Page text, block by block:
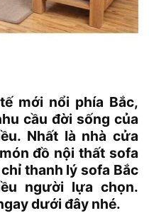
mới nổi phía Bắc,
cầu đời sống của
Nhất là nhà cửa
đồ nội thất sofa
thanh lý sofa Bắc
người lựa chọn.
dưới đây nhé.